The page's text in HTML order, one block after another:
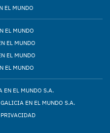
EL MUNDO
EL MUNDO
EL MUNDO
EL MUNDO
EL MUNDO
EN EL MUNDO S.A.
EN EL MUNDO S.A.